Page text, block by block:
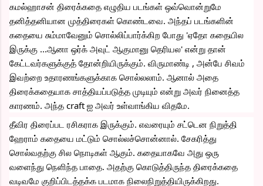
கமல்ஹாசன் திரைக்கதை எழுதிய படங்கள் ஒவ்வொன்றுமே
தனித்தனியான முத்திரைகள் கொண்டவை. அந்தப் படங்களின்
கதையை சும்மாவேனும் சொல்லிப்பார்க்கிற போது 'ஏதோ கதையில
இருக்கு ...ஆனா ஒர்க் அவுட் ஆகுமானு தெரியல' என்று தான்
கேட்டவர்களுக்குத் தோன்றியிருக்கும். விருமாண்டி , அன்பே சிவம்
இவற்றை உதாரணங்களுக்காக சொல்லலாம். ஆனால் அதை
திரைக்கதையாக சாத்தியப்படுத்த முடியும் என்று அவர் நினைத்த
காரணம். அந்த craft ஐ அவர் உள்வாங்கிய விதமே.
தீவிர திரைப்பட ரசிகராக இருக்கும். எவரையும் சட்டென நிறுத்தி
ஹேராம் கதையை மட்டும் சொல்லச்சொன்னால். சேகரித்து
சொல்வதற்கு சில நொடிகள் ஆகும். கதையாகவே அது ஒரு
வளைந்து நெளிந்த பாதை. அதற்கு கொடுத்திருந்த திரைக்கதை
வடிவமே குறிப்பிடத்தக்க படமாக நிலைநிறுத்தியிருக்கிறது.